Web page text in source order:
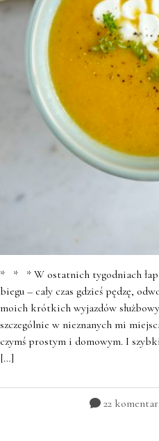
* * * W ostatnich tygodniach
biegu – cały czas gdzieś pędzę,
moich krótkich wyjazdów
szczególnie w nieznanych mi
czymś prostym i domowym. I
[…]
22